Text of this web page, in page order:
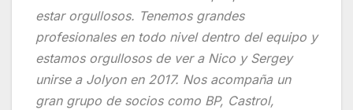
estar orgullosos. Tenemos grandes
profesionales en todo nivel dentro del equipo y
estamos orgullosos de ver a Nico y Sergey
unirse a Jolyon en 2017. Nos acompaña un
gran grupo de socios como BP, Castrol,